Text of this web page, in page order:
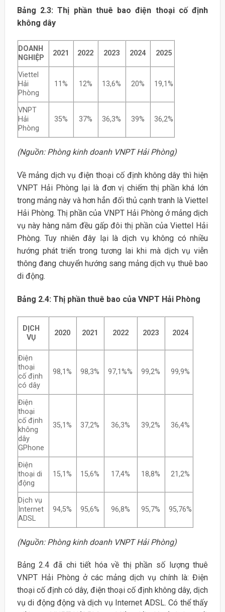
Bảng 2.3: Thị phần thuê bao điện thoại cố định
không dây
DOANH
NGHIỆP
2021 2022 2023 2024 2025
Viettel
Hải
Phòng
11% 12% 13,6% 20% 19,1%
VNPT
Hải
Phòng
35% 37% 36,3% 39% 36,2%
(Nguồn: Phòng kinh doanh VNPT Hải Phòng)
Về mảng dịch vụ điện thoại cố định không dây thì hiện
VNPT Hải Phòng lại là đơn vị chiếm thị phần khá lớn
trong mảng này và hơn hẳn đối thủ cạnh tranh là Viettel
Hải Phòng. Thị phần của VNPT Hải Phòng ở mảng dịch
vụ này hàng năm đều gấp đôi thị phần của Viettel Hải
Phòng. Tuy nhiên đây lại là dịch vụ không có nhiều
hướng phát triển trong tương lai khi mà dịch vụ viễn
thông đang chuyển hướng sang mảng dịch vụ thuê bao
di động.
Bảng 2.4: Thị phần thuê bao của VNPT Hải Phòng
DỊCH
VỤ
2020 2021 2022 2023 2024
Điện
thoại
cố định
có dây
98,1% 98,3% 97,1%% 99,2% 99,9%
Điện
thoại
cố định
không
dây
GPhone
35,1% 37,2% 36,3% 39,2% 36,4%
Điện
thoại di
động
15,1% 15,6% 17,4% 18,8% 21,2%
Dịch vụ
Internet
ADSL
94,5% 95,6% 96,8% 95,7% 95,76%
(Nguồn: Phòng kinh doanh VNPT Hải Phòng)
Bảng 2.4 đã chi tiết hóa về thị phần số lượng thuê
VNPT Hải Phòng ở các mảng dịch vụ chính là: Điện
thoại cố định có dây, điện thoại cố định không dây, dịch
vụ di động động và dịch vụ Internet ADSL. Có thể thấy